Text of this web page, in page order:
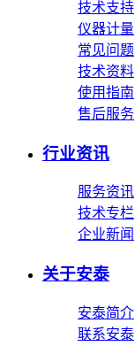
技术支持
仪器计量
常见问题
技术资料
使用指南
售后服务
行业资讯
服务资讯
技术专栏
企业新闻
关于安泰
安泰简介
联系安泰